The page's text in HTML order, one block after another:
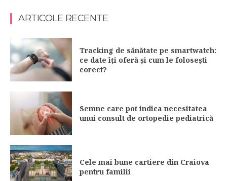
ARTICOLE RECENTE
Tracking de sănătate pe smartwatch:
ce date îți oferă și cum le folosești
corect?
Semne care pot indica necesitatea
unui consult de ortopedie pediatrică
Cele mai bune cartiere din Craiova
pentru familii